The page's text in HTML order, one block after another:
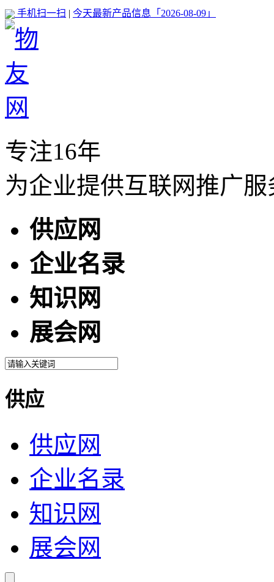
手机扫一扫 | 今天最新产品信息「2026-08-09」
专注16年
为企业提供互联网推广服
供应网
企业名录
知识网
展会网
供应
供应网
企业名录
知识网
展会网